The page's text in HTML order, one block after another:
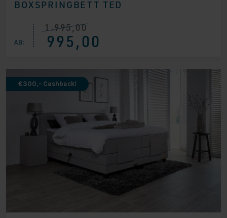
BOXSPRINGBETT TED
AB:
1.995,00
Ursprünglicher
Preis
war:995,00
Aktueller
Preis
ist:
€300,- Cashback!